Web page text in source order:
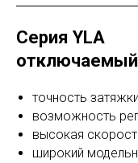
Серия YLA
отключаемый
точность
возможность
высокая
широкий